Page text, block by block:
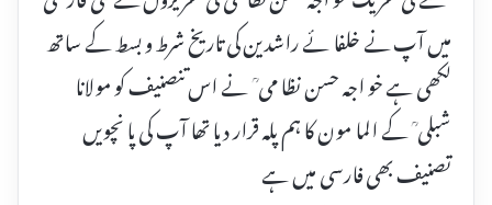
میں آپ نے خلفا ئے راشدین کی تاریخ شرط و بسط کے ساتھ
لکھی ہے خو اجہ حسن نظا می ؒ نے اس تنصنیف کو مولانا
شبلی ؒ کے الما مون کا ہم پلہ قرار دیا تھا آپ کی پا نچویں
تصنیف بھی فارسی میں ہے